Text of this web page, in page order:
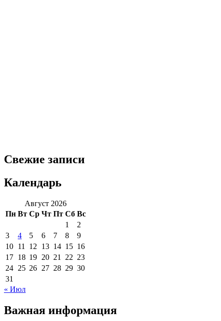
Свежие записи
Календарь
Август 2026
Пн Вт Ср Чт Пт Сб Вс
1
2
3
4 5 6 7 8
9
10 11 12 13 14 15 16
17 18 19 20 21 22 23
24 25 26 27 28 29 30
31
« Июл
Важная информация